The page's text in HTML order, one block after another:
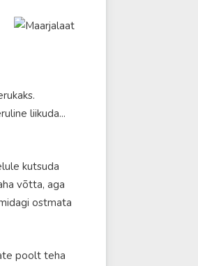
liikuda...
kutsuda
võtta, aga
ostmata
poolt teha